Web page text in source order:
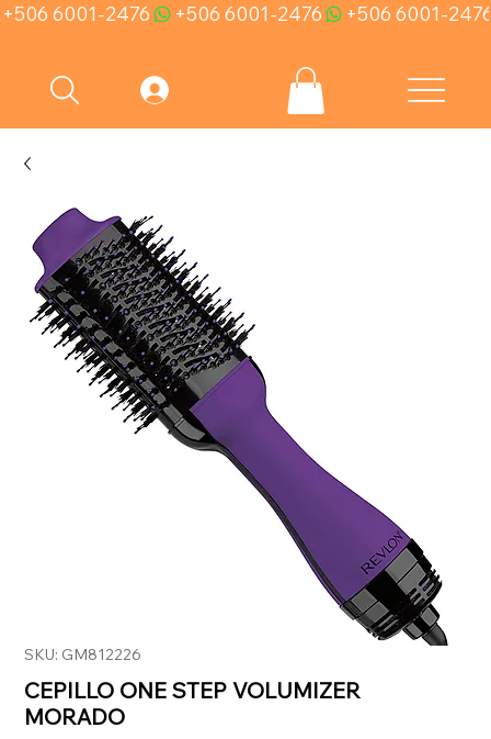
+506 6001-2476
SKU: GM812226
CEPILLO ONE STEP VOLUMIZER
MORADO